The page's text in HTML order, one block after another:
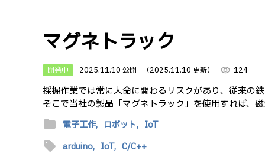
マグネトラック
開発中 2025.11.10 公開 （2025.11.10 更新） visibility 124
採掘作業では常に人命に関わるリスクがあり、従来の
そこで当社の製品「マグネトラック」を使用すれば、
folder 電子工作, ロボット, IoT
sell arduino, IoT, C/C++